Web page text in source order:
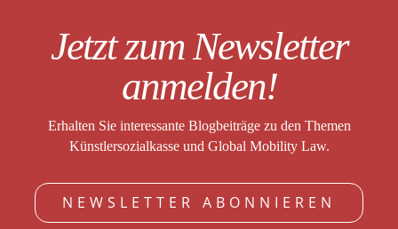
Jetzt zum Newsletter
anmelden!
Erhalten Sie interessante Blogbeiträge zu den Themen
Künstlersozialkasse und Global Mobility Law.
NEWSLETTER ABONNIEREN